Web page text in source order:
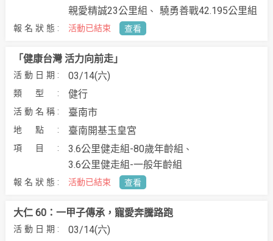
親愛精誠23公里組
驍勇善戰42.195公里組
活動已結束 查看
03/14(六)
健行
臺南市
「健康台灣 活力向前走」
臺南開基玉皇宮
3.6公里健走組-80歲年齡組
3.6公里健走組-一般年齡組
活動已結束 查看
03/14(六)
大仁 60：一甲子傳承，寵愛奔騰路跑